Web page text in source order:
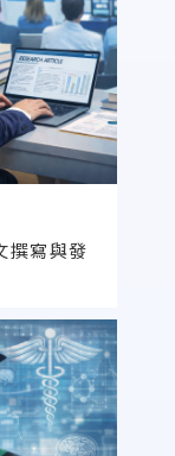
撰寫與發